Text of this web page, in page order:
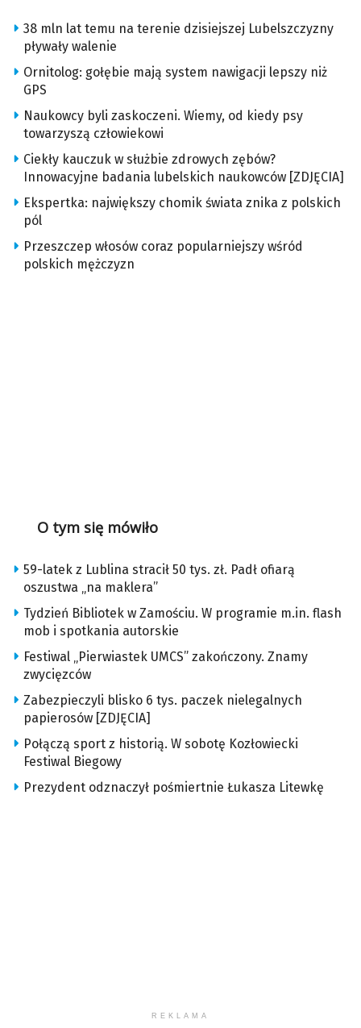
38 mln lat temu na terenie dzisiejszej Lubelszczyzny
pływały walenie
Ornitolog: gołębie mają system nawigacji lepszy niż
GPS
Naukowcy byli zaskoczeni. Wiemy, od kiedy psy
towarzyszą człowiekowi
Ciekły kauczuk w służbie zdrowych zębów?
Innowacyjne badania lubelskich naukowców [ZDJĘCIA]
Ekspertka: największy chomik świata znika z polskich
pól
Przeszczep włosów coraz popularniejszy wśród
polskich mężczyzn
O tym się mówiło
59-latek z Lublina stracił 50 tys. zł. Padł ofiarą
oszustwa „na maklera”
Tydzień Bibliotek w Zamościu. W programie m.in. flash
mob i spotkania autorskie
Festiwal „Pierwiastek UMCS” zakończony. Znamy
zwycięzców
Zabezpieczyli blisko 6 tys. paczek nielegalnych
papierosów [ZDJĘCIA]
Połączą sport z historią. W sobotę Kozłowiecki
Festiwal Biegowy
Prezydent odznaczył pośmiertnie Łukasza Litewkę
REKLAMA